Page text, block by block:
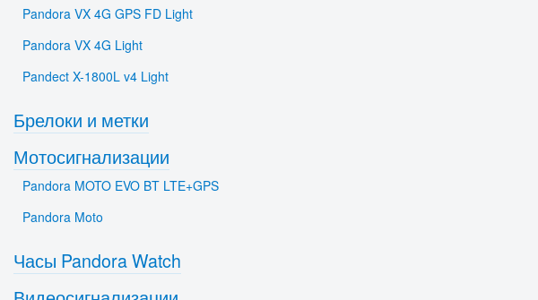
Pandora VX 4G GPS FD Light
Pandora VX 4G Light
Pandect X-1800L v4 Light
Брелоки и метки
Мотосигнализации
Pandora MOTO EVO BT LTE+GPS
Pandora Moto
Часы Pandora Watch